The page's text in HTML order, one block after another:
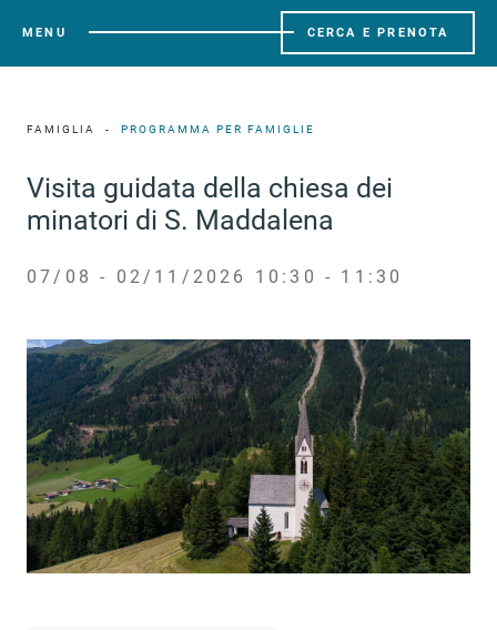
MENU CERCA E PRENOTA
FAMIGLIA PROGRAMMA PER FAMIGLIE
Visita guidata della chiesa dei
minatori di S. Maddalena
07/08 - 02/11/2026 10:30 - 11:30